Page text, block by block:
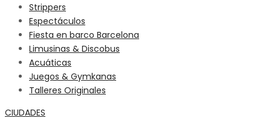
Strippers
Espectáculos
Fiesta en barco Barcelona
Limusinas & Discobus
Acuáticas
Juegos & Gymkanas
Talleres Originales
CIUDADES